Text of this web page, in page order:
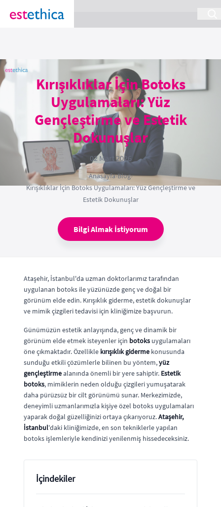
section Service {
Kırışıklıklar İçin Botoks
Uygulamaları: Yüz
Gençleştirme ve Estetik
Dokunuşlar
02 Mart 2026
Anasayfa›Blog›
Kırışıklıklar İçin Botoks Uygulamaları: Yüz Gençleştirme ve
Estetik Dokunuşlar
Bilgi Almak İstiyorum
Ataşehir, İstanbul'da uzman doktorlarımız tarafından
uygulanan botoks ile yüzünüzde genç ve doğal bir
görünüm elde edin. Kırışıklık giderme, estetik dokunuşlar
ve mimik çizgileri tedavisi için kliniğimize başvurun.
Günümüzün estetik anlayışında, genç ve dinamik bir
görünüm elde etmek isteyenler için botoks uygulamaları
öne çıkmaktadır. Özellikle kırışıklık giderme konusunda
sunduğu etkili çözümlerle bilinen bu yöntem,yüz
gençleştirmealanında önemli bir yere sahiptir. Estetik
botoks, mimiklerin neden olduğu çizgileri yumuşatarak
daha pürüzsüz bir cilt görünümü sunar. Merkezimizde,
deneyimli uzmanlarımızla kişiye özel botoks uygulamaları
yaparak doğal güzelliğinizi ortaya çıkarıyoruz.Ataşehir,
İstanbul'daki kliniğimizde, en son tekniklerle yapılan
botoks işlemleriyle kendinizi yenilenmiş hissedeceksiniz.
İçindekiler